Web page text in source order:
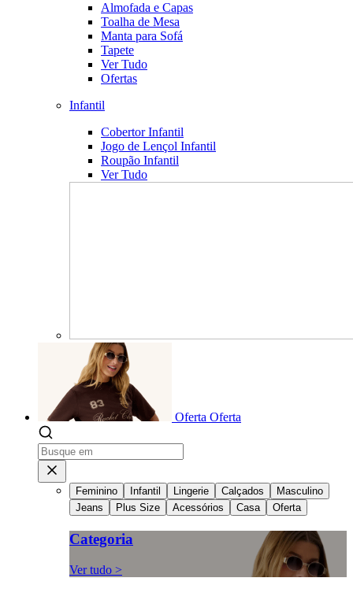
Almofada e Capas
Toalha de Mesa
Manta para Sofá
Tapete
Ver Tudo
Ofertas
Infantil
Cobertor Infantil
Jogo de Lençol Infantil
Roupão Infantil
Ver Tudo
Oferta Oferta
Feminino Infantil Lingerie Calçados
Masculino
Jeans
Plus Size Acessórios Casa Oferta
Categoria
Ver tudo >